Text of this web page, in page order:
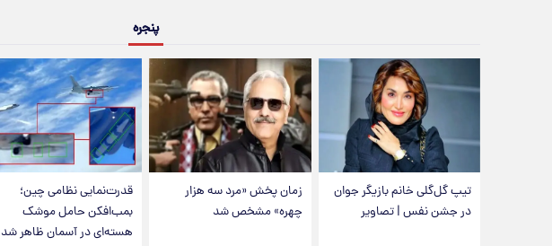
پنجره
تیپ گل‌گلی خانم بازیگر جوان
در جشن نفس | تصاویر
زمان پخش «مرد سه هزار
چهره» مشخص شد
قدرت‌نمایی نظامی چین؛
بمب‌افکن حامل موشک
هسته‌ای در آسمان ظاهر شد